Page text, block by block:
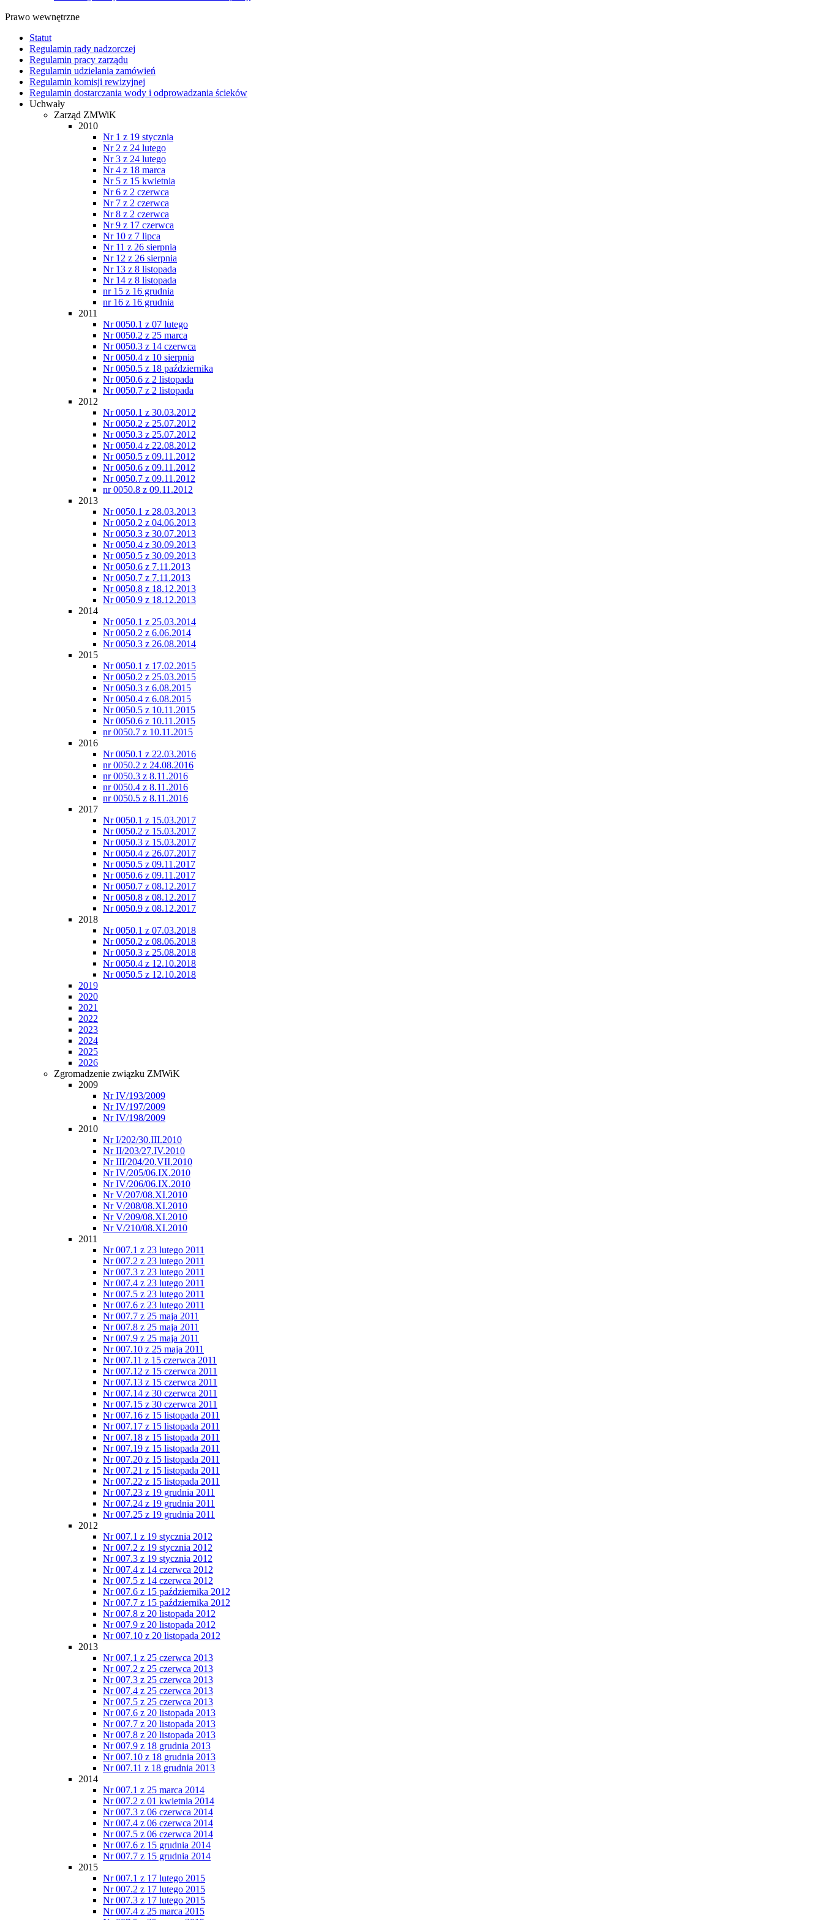
Prawo wewnętrzne
Statut
Regulamin rady nadzorczej
Regulamin pracy zarządu
Regulamin udzielania zamówień
Regulamin komisji rewizyjnej
Regulamin dostarczania wody i odprowadzania ścieków
Uchwały
Zarząd ZMWiK
2010
Nr 1 z 19 stycznia
Nr 2 z 24 lutego
Nr 3 z 24 lutego
Nr 4 z 18 marca
Nr 5 z 15 kwietnia
Nr 6 z 2 czerwca
Nr 7 z 2 czerwca
Nr 8 z 2 czerwca
Nr 9 z 17 czerwca
Nr 10 z 7 lipca
Nr 11 z 26 sierpnia
Nr 12 z 26 sierpnia
Nr 13 z 8 listopada
Nr 14 z 8 listopada
nr 15 z 16 grudnia
nr 16 z 16 grudnia
2011
Nr 0050.1 z 07 lutego
Nr 0050.2 z 25 marca
Nr 0050.3 z 14 czerwca
Nr 0050.4 z 10 sierpnia
Nr 0050.5 z 18 października
Nr 0050.6 z 2 listopada
Nr 0050.7 z 2 listopada
2012
Nr 0050.1 z 30.03.2012
Nr 0050.2 z 25.07.2012
Nr 0050.3 z 25.07.2012
Nr 0050.4 z 22.08.2012
Nr 0050.5 z 09.11.2012
Nr 0050.6 z 09.11.2012
Nr 0050.7 z 09.11.2012
nr 0050.8 z 09.11.2012
2013
Nr 0050.1 z 28.03.2013
Nr 0050.2 z 04.06.2013
Nr 0050.3 z 30.07.2013
Nr 0050.4 z 30.09.2013
Nr 0050.5 z 30.09.2013
Nr 0050.6 z 7.11.2013
Nr 0050.7 z 7.11.2013
Nr 0050.8 z 18.12.2013
Nr 0050.9 z 18.12.2013
2014
Nr 0050.1 z 25.03.2014
Nr 0050.2 z 6.06.2014
Nr 0050.3 z 26.08.2014
2015
Nr 0050.1 z 17.02.2015
Nr 0050.2 z 25.03.2015
Nr 0050.3 z 6.08.2015
Nr 0050.4 z 6.08.2015
Nr 0050.5 z 10.11.2015
Nr 0050.6 z 10.11.2015
nr 0050.7 z 10.11.2015
2016
Nr 0050.1 z 22.03.2016
nr 0050.2 z 24.08.2016
nr 0050.3 z 8.11.2016
nr 0050.4 z 8.11.2016
nr 0050.5 z 8.11.2016
2017
Nr 0050.1 z 15.03.2017
Nr 0050.2 z 15.03.2017
Nr 0050.3 z 15.03.2017
Nr 0050.4 z 26.07.2017
Nr 0050.5 z 09.11.2017
Nr 0050.6 z 09.11.2017
Nr 0050.7 z 08.12.2017
Nr 0050.8 z 08.12.2017
Nr 0050.9 z 08.12.2017
2018
Nr 0050.1 z 07.03.2018
Nr 0050.2 z 08.06.2018
Nr 0050.3 z 25.08.2018
Nr 0050.4 z 12.10.2018
Nr 0050.5 z 12.10.2018
2019
2020
2021
2022
2023
2024
2025
2026
Zgromadzenie związku ZMWiK
2009
Nr IV/193/2009
Nr IV/197/2009
Nr IV/198/2009
2010
Nr I/202/30.III.2010
Nr II/203/27.IV.2010
Nr III/204/20.VII.2010
Nr IV/205/06.IX.2010
Nr IV/206/06.IX.2010
Nr V/207/08.XI.2010
Nr V/208/08.XI.2010
Nr V/209/08.XI.2010
Nr V/210/08.XI.2010
2011
Nr 007.1 z 23 lutego 2011
Nr 007.2 z 23 lutego 2011
Nr 007.3 z 23 lutego 2011
Nr 007.4 z 23 lutego 2011
Nr 007.5 z 23 lutego 2011
Nr 007.6 z 23 lutego 2011
Nr 007.7 z 25 maja 2011
Nr 007.8 z 25 maja 2011
Nr 007.9 z 25 maja 2011
Nr 007.10 z 25 maja 2011
Nr 007.11 z 15 czerwca 2011
Nr 007.12 z 15 czerwca 2011
Nr 007.13 z 15 czerwca 2011
Nr 007.14 z 30 czerwca 2011
Nr 007.15 z 30 czerwca 2011
Nr 007.16 z 15 listopada 2011
Nr 007.17 z 15 listopada 2011
Nr 007.18 z 15 listopada 2011
Nr 007.19 z 15 listopada 2011
Nr 007.20 z 15 listopada 2011
Nr 007.21 z 15 listopada 2011
Nr 007.22 z 15 listopada 2011
Nr 007.23 z 19 grudnia 2011
Nr 007.24 z 19 grudnia 2011
Nr 007.25 z 19 grudnia 2011
2012
Nr 007.1 z 19 stycznia 2012
Nr 007.2 z 19 stycznia 2012
Nr 007.3 z 19 stycznia 2012
Nr 007.4 z 14 czerwca 2012
Nr 007.5 z 14 czerwca 2012
Nr 007.6 z 15 października 2012
Nr 007.7 z 15 października 2012
Nr 007.8 z 20 listopada 2012
Nr 007.9 z 20 listopada 2012
Nr 007.10 z 20 listopada 2012
2013
Nr 007.1 z 25 czerwca 2013
Nr 007.2 z 25 czerwca 2013
Nr 007.3 z 25 czerwca 2013
Nr 007.4 z 25 czerwca 2013
Nr 007.5 z 25 czerwca 2013
Nr 007.6 z 20 listopada 2013
Nr 007.7 z 20 listopada 2013
Nr 007.8 z 20 listopada 2013
Nr 007.9 z 18 grudnia 2013
Nr 007.10 z 18 grudnia 2013
Nr 007.11 z 18 grudnia 2013
2014
Nr 007.1 z 25 marca 2014
Nr 007.2 z 01 kwietnia 2014
Nr 007.3 z 06 czerwca 2014
Nr 007.4 z 06 czerwca 2014
Nr 007.5 z 06 czerwca 2014
Nr 007.6 z 15 grudnia 2014
Nr 007.7 z 15 grudnia 2014
2015
Nr 007.1 z 17 lutego 2015
Nr 007.2 z 17 lutego 2015
Nr 007.3 z 17 lutego 2015
Nr 007.4 z 25 marca 2015